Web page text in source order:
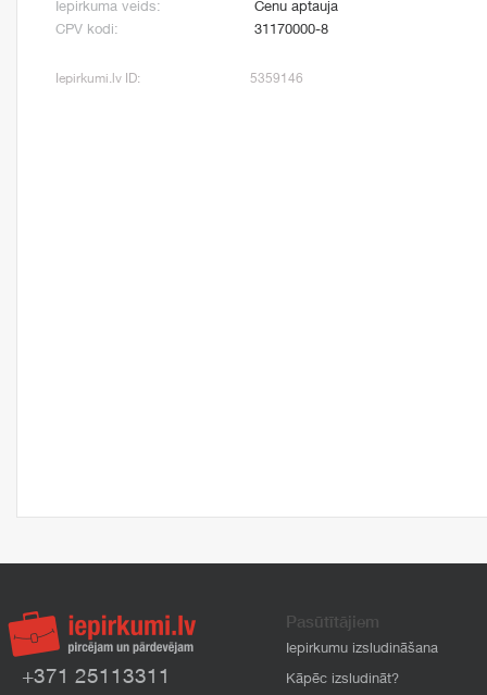
Iepirkuma veids:
Cenu aptauja
CPV kodi:
31170000-8
Iepirkumi.lv ID: 5359146
+371 25113311
Pasūtītājiem
Iepirkumu izsludināšana
Kāpēc izsludināt?